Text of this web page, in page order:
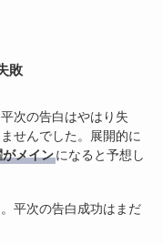
敗
次の告白はやはり失
せんでした。展開的に
メインになると予想し
平次の告白成功はまだ